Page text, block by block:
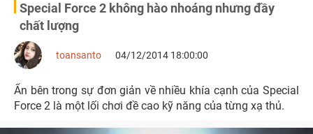
Special Force 2 không hào nhoáng nhưng đầy
chất lượng
toansanto 04/12/2014 18:00:00
Ẩn bên trong sự đơn giản về nhiều khía cạnh của Special
Force 2 là một lối chơi đề cao kỹ năng của từng xạ thủ.